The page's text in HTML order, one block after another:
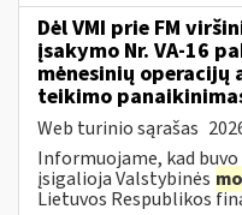
Dėl VMI prie FM
įsakymo Nr. VA-16
mėnesinių operacijų
teikimo
Web turinio sąrašas
Informuojame, kad
įsigalioja Valstybinės
Lietuvos Respublikos